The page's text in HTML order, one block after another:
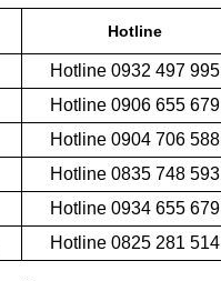
Hotline
Hotline 0932 497 995
Hotline 0906 655 679
Hotline 0904 706 588
Hotline 0835 748 593
Hotline 0934 655 679
Hotline 0825 281 514